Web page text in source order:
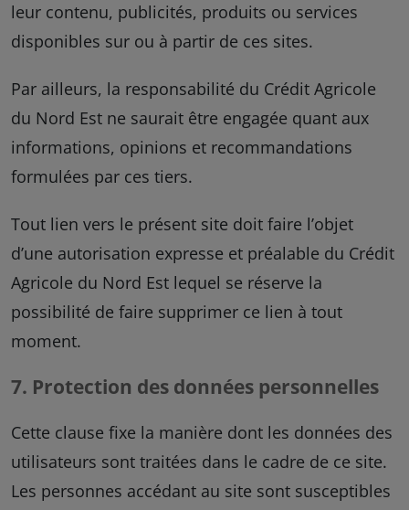
leur contenu, publicités, produits ou services
disponibles sur ou à partir de ces sites.
Par ailleurs, la responsabilité du Crédit Agricole
du Nord Est ne saurait être engagée quant aux
informations, opinions et recommandations
formulées par ces tiers.
Tout lien vers le présent site doit faire l’objet
d’une autorisation expresse et préalable du Crédit
Agricole du Nord Est lequel se réserve la
possibilité de faire supprimer ce lien à tout
moment.
7. Protection des données personnelles
Cette clause fixe la manière dont les données des
utilisateurs sont traitées dans le cadre de ce site.
Les personnes accédant au site sont susceptibles